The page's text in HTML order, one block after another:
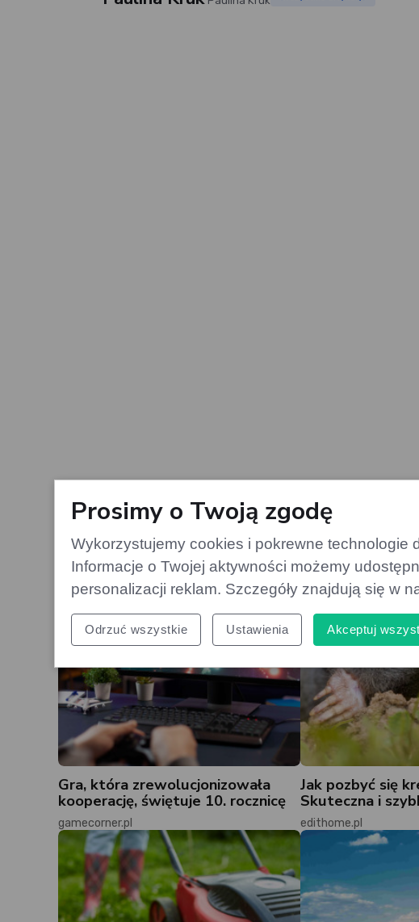
Gra, która zrewolucjonizowała
kooperację, świętuje 10. rocznicę
gamecorner.pl
Jak pozbyć się
Skuteczna i
edithome.pl
Prosimy o Twoją zgodę
Wykorzystujemy cookies i pokrewne technologie
Informacje o Twojej aktywności możemy
personalizacji reklam. Szczegóły znajdują się w
Odrzuć wszystkie Ustawienia Akceptuj